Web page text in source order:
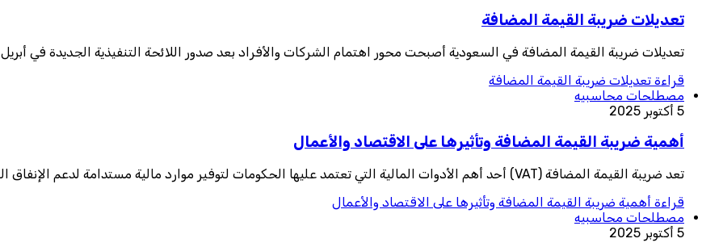
تعديلات ضريبة القيمة المضافة
تعديلات ضريبة القيمة المضافة في السعودية أصبحت محور اهتمام الشركات والأفراد بعد صدور اللائحة التنفيذية الجديدة في أبريل 2025، والتي أضافت تو
قراءة تعديلات ضريبة القيمة المضافة
مصطلحات محاسبيه
5 أكتوبر 2025
أهمية ضريبة القيمة المضافة وتأثيرها على الاقتصاد والأعمال
تعد ضريبة القيمة المضافة (VAT) أحد أهم الأدوات المالية التي تعتمد عليها الحكومات لتوفير موارد مالية مستدامة لدعم الإنفاق العام وتحسين الخدما
قراءة أهمية ضريبة القيمة المضافة وتأثيرها على الاقتصاد والأعمال
مصطلحات محاسبيه
5 أكتوبر 2025